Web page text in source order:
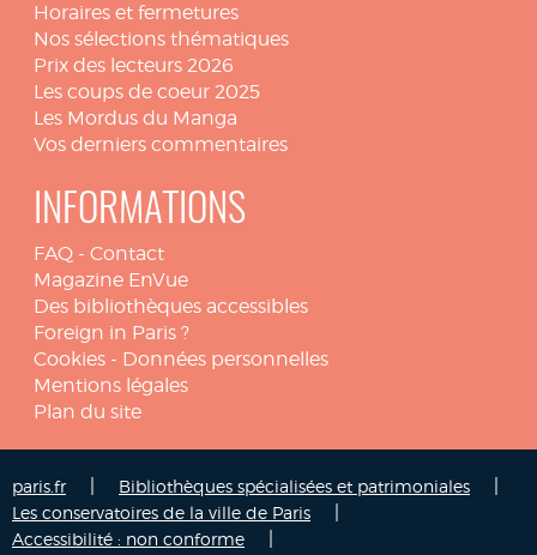
Horaires et fermetures
Nos sélections thématiques
Prix des lecteurs 2026
Les coups de coeur 2025
Les Mordus du Manga
Vos derniers commentaires
INFORMATIONS
FAQ - Contact
Magazine EnVue
Des bibliothèques accessibles
Foreign in Paris ?
Cookies - Données personnelles
Mentions légales
Plan du site
paris.fr Bibliothèques spécialisées et patrimoniales
Les conservatoires de la ville de Paris
Accessibilité : non conforme